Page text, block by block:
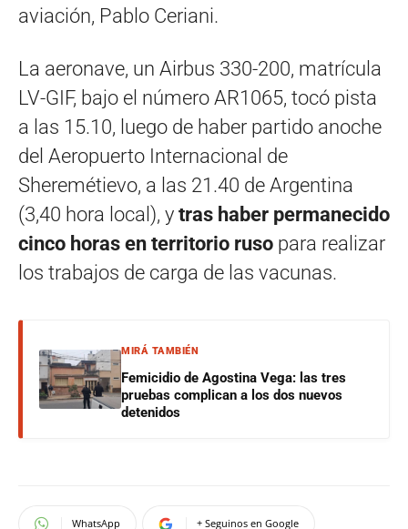
aviación, Pablo Ceriani.
La aeronave, un Airbus 330-200, matrícula
LV-GIF, bajo el número AR1065, tocó pista
a las 15.10, luego de haber partido anoche
del Aeropuerto Internacional de
Sheremétievo, a las 21.40 de Argentina
(3,40 hora local), y tras haber permanecido
cinco horas en territorio ruso para realizar
los trabajos de carga de las vacunas.
MIRÁ TAMBIÉN
Femicidio de Agostina Vega: las tres
pruebas complican a los dos nuevos
detenidos
WhatsApp + Seguinos en Google